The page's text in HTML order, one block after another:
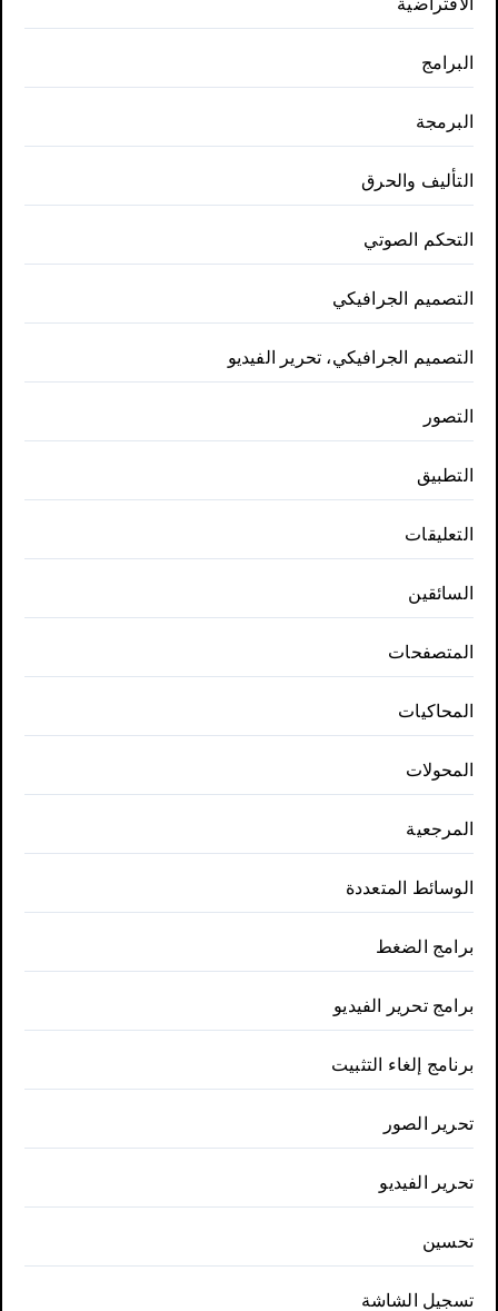
الافتراضية
البرامج
البرمجة
التأليف والحرق
التحكم الصوتي
التصميم الجرافيكي
التصميم الجرافيكي، تحرير الفيديو
التصور
التطبيق
التعليقات
السائقين
المتصفحات
المحاكيات
المحولات
المرجعية
الوسائط المتعددة
برامج الضغط
برامج تحرير الفيديو
برنامج إلغاء التثبيت
تحرير الصور
تحرير الفيديو
تحسين
تسجيل الشاشة